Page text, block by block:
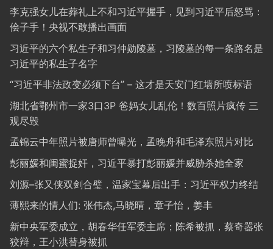
李克强女儿在葬礼上不和习近平握手，见到习近平后怒骂：
侩子手！央视不敢播出画面
习近平的六个私生子和习仲勋陵墓，习陵墓的每一条路名是
习近平的私生子名字
“习近平非法政变必须下台” – 这才是天安门红墙所喷标语
湖北省鄂州市一家3口3P 爸妈女儿乱伦！数百照片疯传 三
观尽毁
孟锦云中年照片被唐师曾曝光，孟晚舟和毛泽东照片对比
彭丽媛和闺蜜捉奸，习近平暴打彭丽媛并威胁杀她全家
刘源–张又侠双剑合璧，温家宝幕后出手：习近平权力终结
薄熙来的情人们: 张伟杰,马晓晴，章子怡，姜丰
新中央军委成立，胡春华任军委主席；陈希被抓，蔡奇嚣张
狡辩，王小洪替身被抓